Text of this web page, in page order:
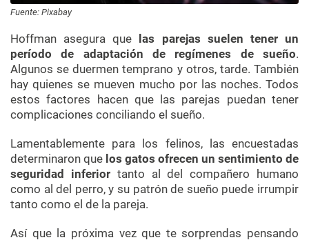
Fuente: Pixabay
Hoffman asegura que las parejas suelen tener un
período de adaptación de regímenes de sueño.
Algunos se duermen temprano y otros, tarde. También
hay quienes se mueven mucho por las noches. Todos
estos factores hacen que las parejas puedan tener
complicaciones conciliando el sueño.
Lamentablemente para los felinos, las encuestadas
determinaron que los gatos ofrecen un sentimiento de
seguridad inferiortanto al del compañero humano
como al del perro, y su patrón de sueño puede irrumpir
tanto como el de la pareja.
Así que la próxima vez que te sorprendas pensando